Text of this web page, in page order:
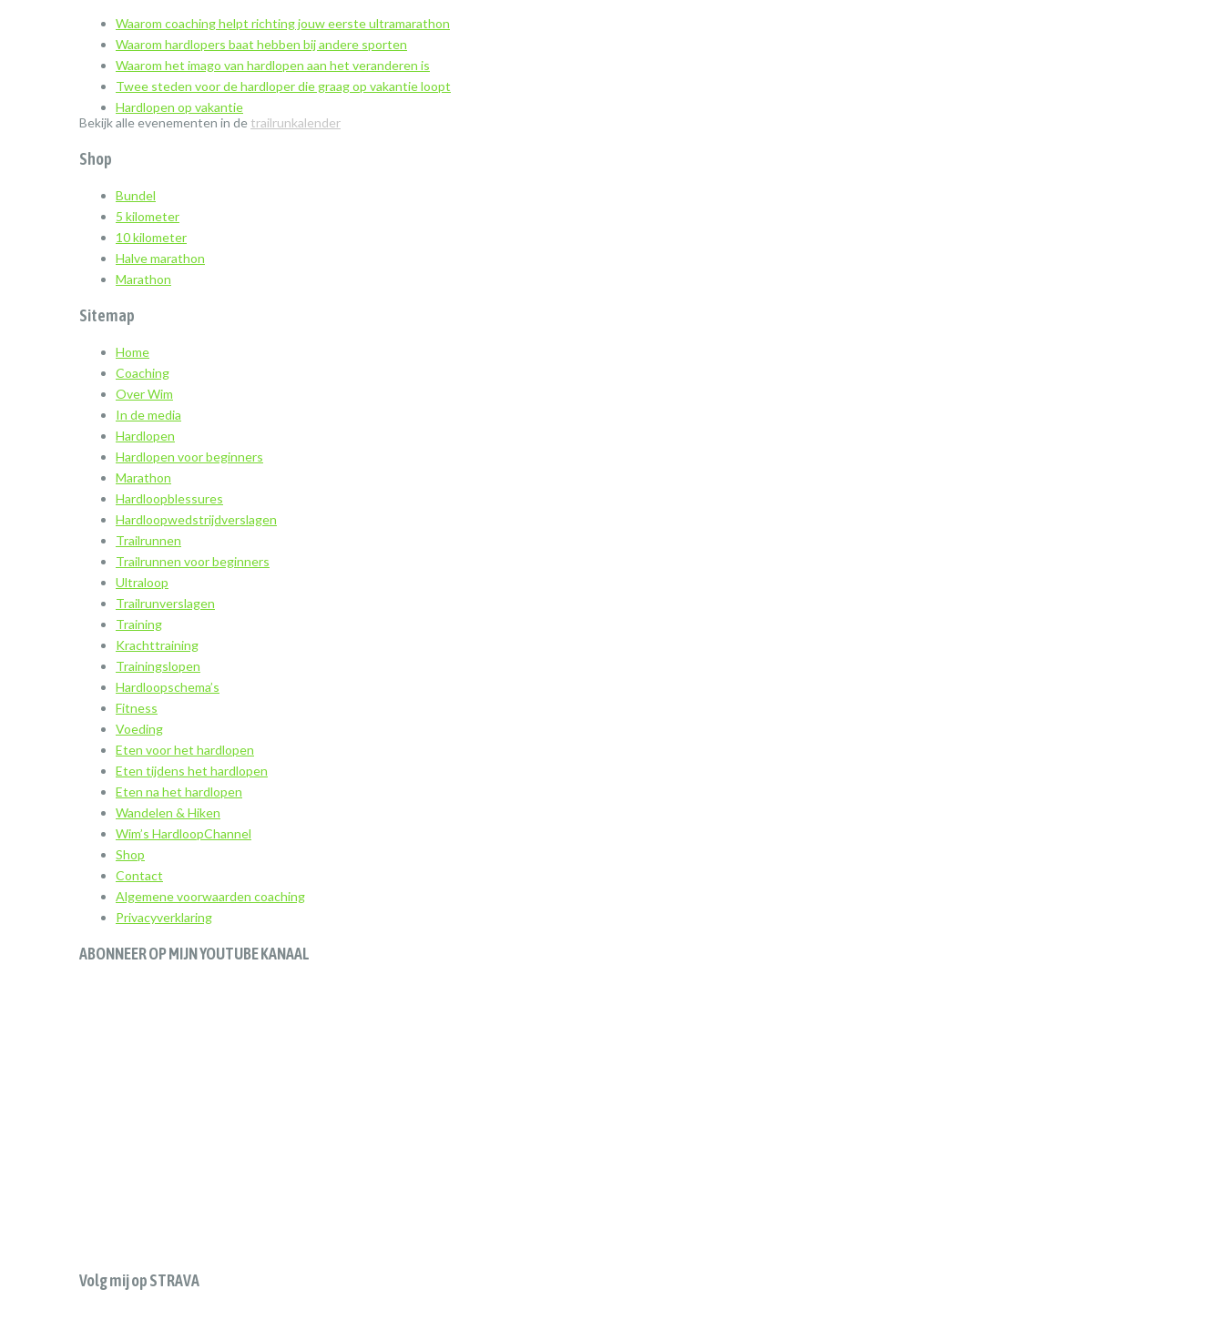
Waarom coaching helpt richting jouw eerste ultramarathon
Waarom hardlopers baat hebben bij andere sporten
Waarom het imago van hardlopen aan het veranderen is
Twee steden voor de hardloper die graag op vakantie loopt
Hardlopen op vakantie
Bekijk alle evenementen in de trailrunkalender
Shop
Bundel
5 kilometer
10 kilometer
Halve marathon
Marathon
Sitemap
Home
Coaching
Over Wim
In de media
Hardlopen
Hardlopen voor beginners
Marathon
Hardloopblessures
Hardloopwedstrijdverslagen
Trailrunnen
Trailrunnen voor beginners
Ultraloop
Trailrunverslagen
Training
Krachttraining
Trainingslopen
Hardloopschema’s
Fitness
Voeding
Eten voor het hardlopen
Eten tijdens het hardlopen
Eten na het hardlopen
Wandelen & Hiken
Wim’s HardloopChannel
Shop
Contact
Algemene voorwaarden coaching
Privacyverklaring
ABONNEER OP MIJN YOUTUBE KANAAL
Volg mij op STRAVA